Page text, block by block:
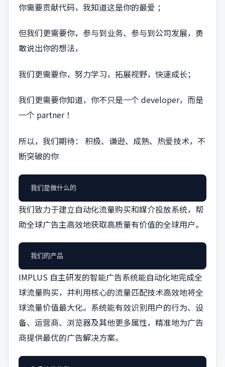
你需要贡献代码，我知道这是你的最爱 ；
但我们更需要你，参与到业务、参与到公司发展，勇
敢说出你的想法，
我们更需要你，努力学习，拓展视野，快速成长；
我们更需要你知道，你不只是一个 developer，而是
一个 partner ！
所以，我们期待： 积极、谦逊、成熟、热爱技术，不
断突破的你
我们致力于建立自动化流量购买和媒介投放系统，帮
助全球广告主高效地获取高质量有价值的全球用户。
IMPLUS 自主研发的智能广告系统能自动化地完成全
球流量购买，并利用核心的流量匹配技术高效地将全
球流量价值最大化。系统能有效识别用户的行为、设
备、运营商、浏览器及其他更多属性，精准地为广告
商提供最优的广告解决方案。